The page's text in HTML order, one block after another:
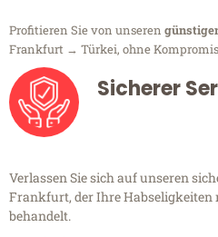
Profitieren Sie von unseren
Frankfurt → Türkei, ohne
Sicherer
Verlassen Sie sich auf unseren
Frankfurt, der Ihre Habseligkeiten
behandelt.